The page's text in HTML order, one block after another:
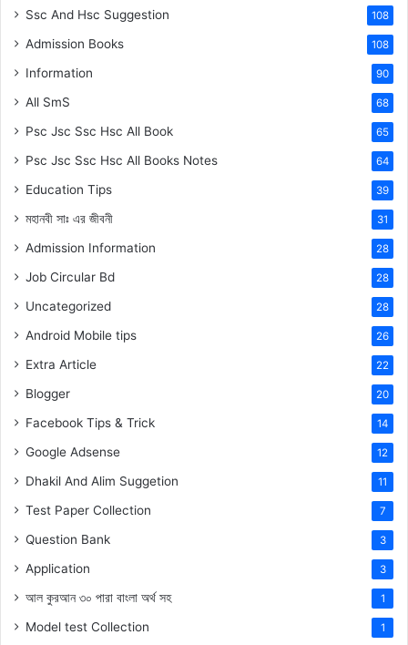
Ssc And Hsc Suggestion 108
Admission Books 108
Information 90
All SmS 68
Psc Jsc Ssc Hsc All Book 65
Psc Jsc Ssc Hsc All Books Notes 64
Education Tips 39
মহানবী সাঃ এর জীবনী 31
Admission Information 28
Job Circular Bd 28
Uncategorized 28
Android Mobile tips 26
Extra Article 22
Blogger 20
Facebook Tips & Trick 14
Google Adsense 12
Dhakil And Alim Suggetion 11
Test Paper Collection 7
Question Bank 3
Application 3
আল কুরআন ৩০ পারা বাংলা অর্থ সহ 1
Model test Collection 1